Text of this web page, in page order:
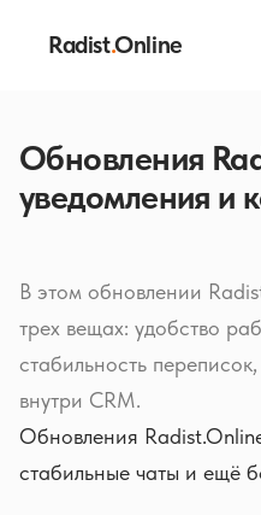
Radist.Online
Обновления
уведомления и
В этом обновлении
трех вещах: удобство
стабильность
внутри CRM.
Обновления
стабильные чаты и ещё